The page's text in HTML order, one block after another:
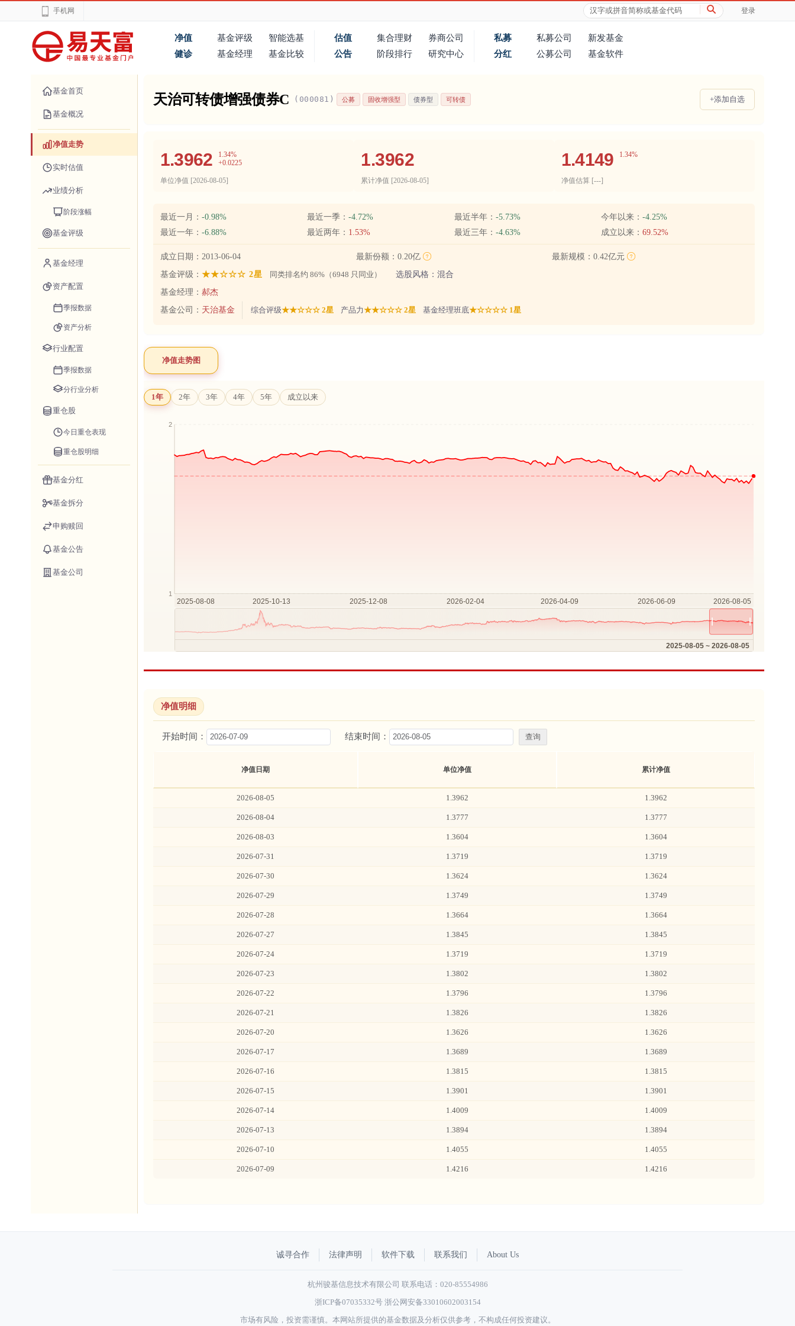
手机网 登录
净值 基金评级
智能选基
健诊
基金经理 基金比较
估值 集合理财
券商公司
公告
阶段排行 研究中心
私募 私募公司
新发基金
分红
公募公司 基金软件
基金首页
基金概况
净值走势
实时估值
业绩分析
阶段涨幅
基金评级
基金经理
资产配置
季报数据
资产分析
行业配置
季报数据
分行业分析
重仓股
今日重仓表现
重仓股明细
基金分红
基金拆分
申购赎回
基金公告
基金公司
天治可转债增强债券C (000081) 公募 固收增强型 债券型 可转债 +添加自选
1.3962
1.34%
+0.0225
单位净值 [2026-08-05]
1.3962
累计净值 [2026-08-05]
1.4149 1.34%
净值估算 [---]
最近一月： -0.98% 最近一季：-4.72% 最近半年： -5.73% 今年以来： -4.25%
最近一年： -6.88% 最近两年： 1.53% 最近三年： -4.63% 成立以来： 69.52%
成立日期： 2013-06-04 最新份额： 0.20亿 最新规模： 0.42亿元
基金评级： ★★☆☆☆ 2星 同类排名约 86%（6948 只同业） 选股风格： 混合
基金经理： 郝杰
基金公司： 天治基金 综合评级★★☆☆☆ 2星 产品力★★☆☆☆ 2星 基金经理班底★☆☆☆☆ 1星
净值走势图
1年 2年 3年 4年 5年 成立以来
2025-08-05 ~ 2026-08-05
净值明细
开始时间： 结束时间： 查询
净值日期 单位净值 累计净值
2026-08-05 1.3962 1.3962
2026-08-04 1.3777 1.3777
2026-08-03 1.3604 1.3604
2026-07-31 1.3719 1.3719
2026-07-30 1.3624 1.3624
2026-07-29 1.3749 1.3749
2026-07-28 1.3664 1.3664
2026-07-27 1.3845 1.3845
2026-07-24 1.3719 1.3719
2026-07-23 1.3802 1.3802
2026-07-22 1.3796 1.3796
2026-07-21 1.3826 1.3826
2026-07-20 1.3626 1.3626
2026-07-17 1.3689 1.3689
2026-07-16 1.3815 1.3815
2026-07-15 1.3901 1.3901
2026-07-14 1.4009 1.4009
2026-07-13 1.3894 1.3894
2026-07-10 1.4055 1.4055
2026-07-09 1.4216 1.4216
诚寻合作 法律声明 软件下载 联系我们 About Us
杭州骏基信息技术有限公司 联系电话：020-85554986
浙ICP备07035332号 浙公网安备33010602003154
市场有风险，投资需谨慎。本网站所提供的基金数据及分析仅供参考，不构成任何投资建议。